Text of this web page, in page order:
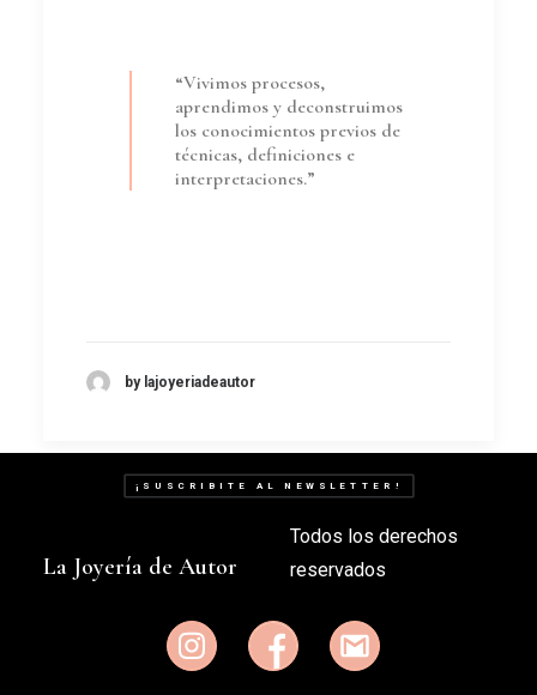
“Vivimos procesos,
aprendimos y deconstruimos
los conocimientos previos de
técnicas, definiciones e
interpretaciones.”
by lajoyeriadeautor
¡SUSCRIBITE AL NEWSLETTER!
La Joyería de Autor
Todos los derechos
reservados